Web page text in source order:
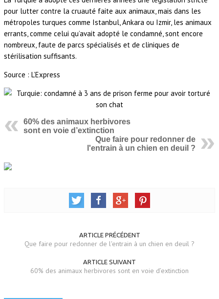
pour lutter contre la cruauté faite aux animaux, mais dans les
métropoles turques comme Istanbul, Ankara ou Izmir, les animaux
errants, comme celui qu’avait adopté le condamné, sont encore
nombreux, faute de parcs spécialisés et de cliniques de
stérilisation suffisants.
Source : L’Express
60% des animaux herbivores
sont en voie d’extinction
Que faire pour redonner de
l'entrain à un chien en deuil ?
ARTICLE PRÉCÉDENT
Que faire pour redonner de l'entrain à un chien en deuil ?
ARTICLE SUIVANT
60% des animaux herbivores sont en voie d’extinction